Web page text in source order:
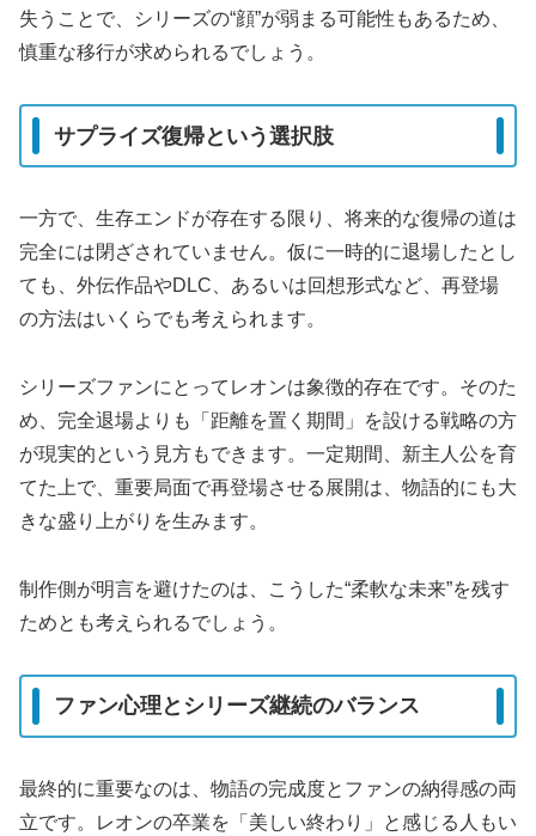
失うことで、シリーズの“顔”が弱まる可能性もあるため、
慎重な移行が求められるでしょう。
サプライズ復帰という選択肢
一方で、生存エンドが存在する限り、将来的な復帰の道は
完全には閉ざされていません。仮に一時的に退場したとし
ても、外伝作品やDLC、あるいは回想形式など、再登場
の方法はいくらでも考えられます。
シリーズファンにとってレオンは象徴的存在です。そのた
め、完全退場よりも「距離を置く期間」を設ける戦略の方
が現実的という見方もできます。一定期間、新主人公を育
てた上で、重要局面で再登場させる展開は、物語的にも大
きな盛り上がりを生みます。
制作側が明言を避けたのは、こうした“柔軟な未来”を残す
ためとも考えられるでしょう。
ファン心理とシリーズ継続のバランス
最終的に重要なのは、物語の完成度とファンの納得感の両
立です。レオンの卒業を「美しい終わり」と感じる人もい